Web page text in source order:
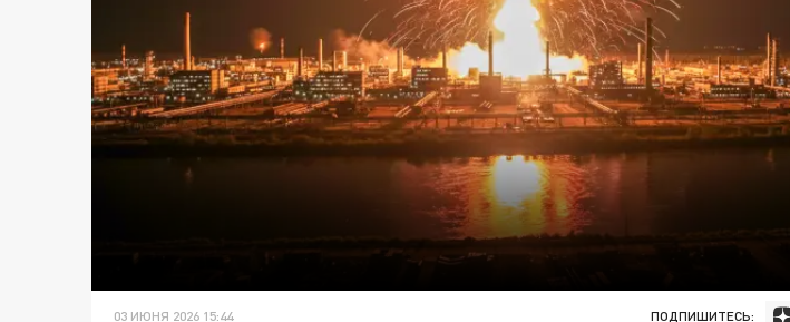
03 ИЮНЯ 2026 15:44 ПОДПИШИТЕСЬ: